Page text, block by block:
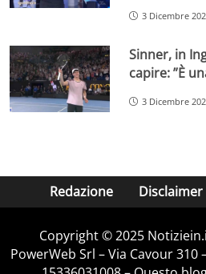
3 Dicembre
Sinner, in
capire: ”È
3 Dicembre
Redazione Disclaimer
Copyright © 2025
PowerWeb Srl – Via Cavour 310